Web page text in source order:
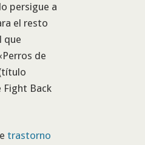
persigue a
el resto
que
de
Fight Back
trastorno